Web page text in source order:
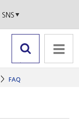
SNS
전체메뉴
> FAQ